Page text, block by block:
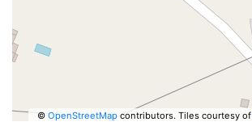
© OpenStreetMapcontributors. Tiles courtesy of